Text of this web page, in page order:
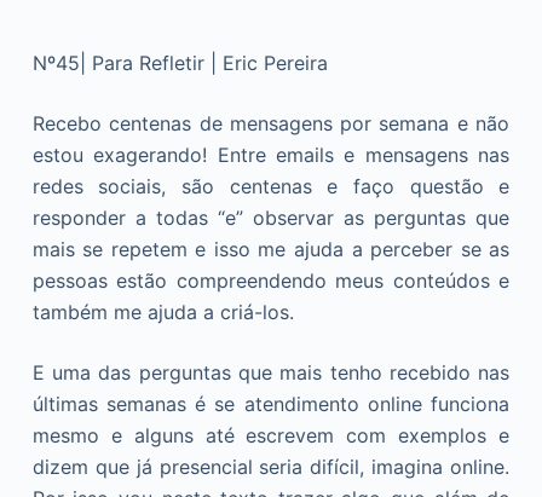
e
Nº45| Para Refletir | Eric Pereira
Recebo centenas de mensagens por semana e não
estou exagerando! Entre emails e mensagens nas
redes sociais, são centenas e faço questão e
responder a todas “e” observar as perguntas que
mais se repetem e isso me ajuda a perceber se as
pessoas estão compreendendo meus conteúdos e
também me ajuda a criá-los.
E uma das perguntas que mais tenho recebido nas
últimas semanas é se atendimento online funciona
mesmo e alguns até escrevem com exemplos e
dizem que já presencial seria difícil, imagina online.